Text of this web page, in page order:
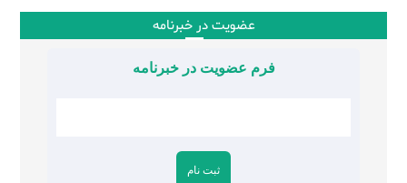
عضویت در خبرنامه
فرم عضویت در خبرنامه